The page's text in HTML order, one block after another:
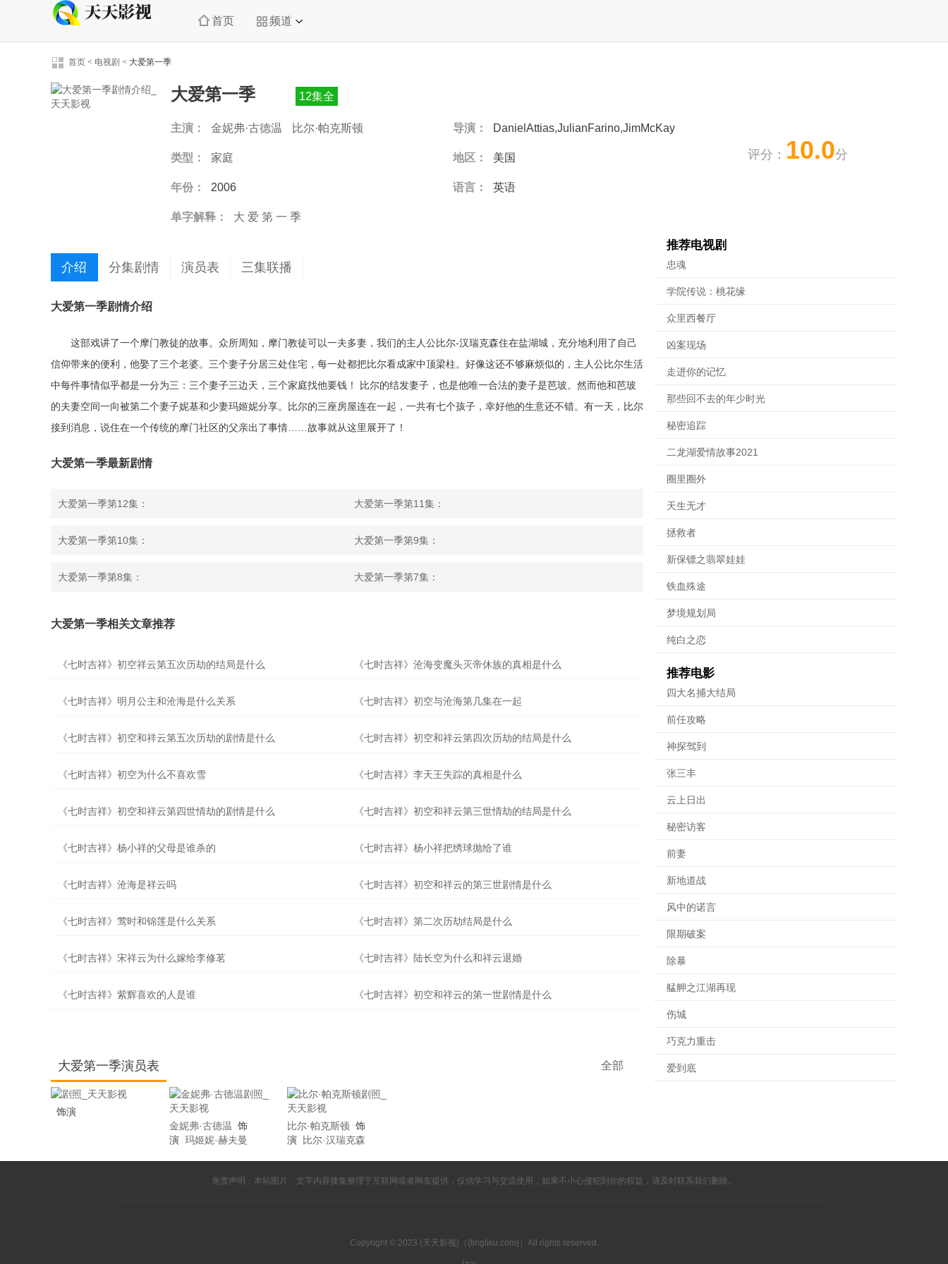
首页 频道
首页 < 电视剧 < 大爱第一季
评分： 10.0分
大爱第一季 12集全
主演： 金妮弗·古德温 比尔·帕克斯顿 导演： DanielAttias,JulianFarino,JimMcKay
类型： 家庭 地区： 美国
年份： 2006 语言： 英语
单字解释： 大 爱 第 一 季
介绍 分集剧情 演员表 三集联播
大爱第一季剧情介绍
这部戏讲了一个摩门教徒的故事。众所周知，摩门教徒可以一夫多妻，我们的主人公比尔-汉瑞克森住在盐湖城，充分地利用了自己
信仰带来的便利，他娶了三个老婆。三个妻子分居三处住宅，每一处都把比尔看成家中顶梁柱。好像这还不够麻烦似的，主人公比尔生活
中每件事情似乎都是一分为三：三个妻子三边天，三个家庭找他要钱！ 比尔的结发妻子，也是他唯一合法的妻子是芭玻。然而他和芭玻
的夫妻空间一向被第二个妻子妮基和少妻玛姬妮分享。比尔的三座房屋连在一起，一共有七个孩子，幸好他的生意还不错。有一天，比尔
接到消息，说住在一个传统的摩门社区的父亲出了事情……故事就从这里展开了！
大爱第一季最新剧情
大爱第一季第12集： 大爱第一季第11集：
大爱第一季第10集： 大爱第一季第9集：
大爱第一季第8集： 大爱第一季第7集：
大爱第一季相关文章推荐
《七时吉祥》初空祥云第五次历劫的结局是什么 《七时吉祥》沧海变魔头灭帝休族的真相是什么
《七时吉祥》明月公主和沧海是什么关系 《七时吉祥》初空与沧海第几集在一起
《七时吉祥》初空和祥云第五次历劫的剧情是什么 《七时吉祥》初空和祥云第四次历劫的结局是什么
《七时吉祥》初空为什么不喜欢雪 《七时吉祥》李天王失踪的真相是什么
《七时吉祥》初空和祥云第四世情劫的剧情是什么 《七时吉祥》初空和祥云第三世情劫的结局是什么
《七时吉祥》杨小祥的父母是谁杀的 《七时吉祥》杨小祥把绣球抛给了谁
《七时吉祥》沧海是祥云吗 《七时吉祥》初空和祥云的第三世剧情是什么
《七时吉祥》莺时和锦莲是什么关系 《七时吉祥》第二次历劫结局是什么
《七时吉祥》宋祥云为什么嫁给李修茗 《七时吉祥》陆长空为什么和祥云退婚
《七时吉祥》紫辉喜欢的人是谁 《七时吉祥》初空和祥云的第一世剧情是什么
大爱第一季演员表 全部
饰演
金妮弗·古德温 饰
演 玛姬妮·赫夫曼
比尔·帕克斯顿 饰
演
比尔·汉瑞克森
推荐电视剧
忠魂
学院传说：桃花缘
众里西餐厅
凶案现场
走进你的记忆
那些回不去的年少时光
秘密追踪
二龙湖爱情故事2021
圈里圈外
天生无才
拯救者
新保镖之翡翠娃娃
铁血殊途
梦境规划局
纯白之恋
推荐电影
四大名捕大结局
前任攻略
神探驾到
张三丰
云上日出
秘密访客
前妻
新地道战
风中的诺言
限期破案
除暴
艋舺之江湖再现
伤城
巧克力重击
爱到底
免责声明：本站图片、文字内容搜集整理于互联网或者网友提供，仅供学习与交流使用，如果不小心侵犯到你的权益，请及时联系我们删除。
Copyright © 2023 {天天影视}（{tingliku.com}）All rights reserved.